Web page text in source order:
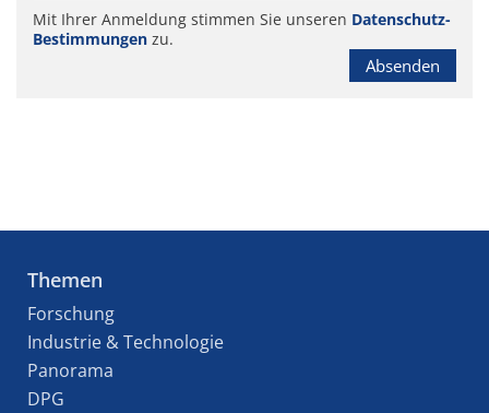
Mit Ihrer Anmeldung stimmen Sie unseren Datenschutz-
Bestimmungen zu.
Absenden
Themen
Forschung
Industrie & Technologie
Panorama
DPG